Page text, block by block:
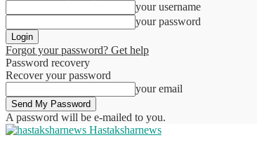
your username
your password
Forgot your password? Get help
Password recovery
Recover your password
your email
A password will be e-mailed to you.
Hastaksharnews